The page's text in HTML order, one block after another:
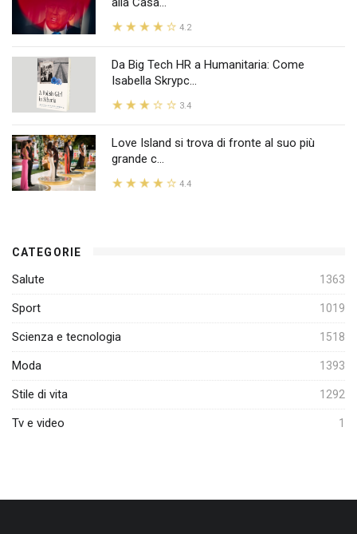
4.2
Da Big Tech HR a Humanitaria: Come
Isabella Skrypc...
3.4
Love Island si trova di fronte al suo più
grande c...
4.4
CATEGORIE
Salute 1363
Sport 1019
Scienza e tecnologia 1518
Moda 1393
Stile di vita 1292
Tv e video 1